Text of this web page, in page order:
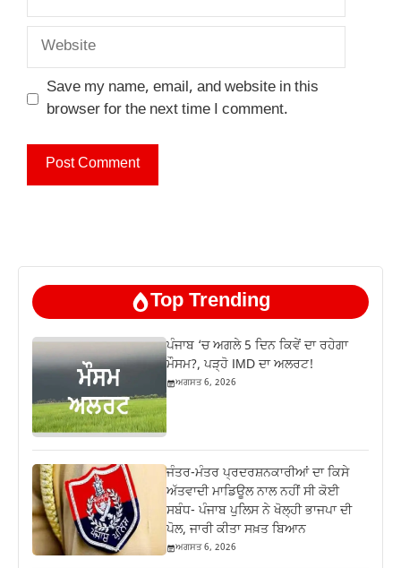
Website
Save my name, email, and website in this
browser for the next time I comment.
Top Trending
ਪੰਜਾਬ ‘ਚ ਅਗਲੇ 5 ਦਿਨ ਕਿਵੇਂ ਦਾ ਰਹੇਗਾ
ਮੌਸਮ?, ਪੜ੍ਹੋ IMD ਦਾ ਅਲਰਟ!
ਅਗਸਤ 6, 2026
ਜੰਤਰ-ਮੰਤਰ ਪ੍ਰਦਰਸ਼ਨਕਾਰੀਆਂ ਦਾ ਕਿਸੇ
ਅੱਤਵਾਦੀ ਮਾਡਿਊਲ ਨਾਲ ਨਹੀਂ ਸੀ ਕੋਈ
ਸਬੰਧ- ਪੰਜਾਬ ਪੁਲਿਸ ਨੇ ਖੋਲ੍ਹੀ ਭਾਜਪਾ ਦੀ
ਪੋਲ, ਜਾਰੀ ਕੀਤਾ ਸਖ਼ਤ ਬਿਆਨ
ਅਗਸਤ 6, 2026